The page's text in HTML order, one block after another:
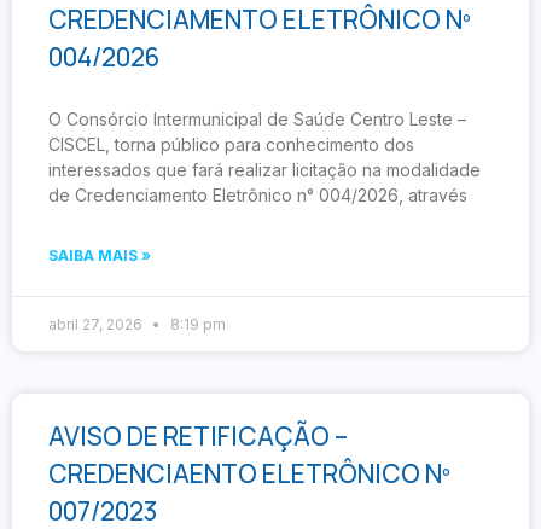
CREDENCIAMENTO ELETRÔNICO Nº
004/2026
O Consórcio Intermunicipal de Saúde Centro Leste –
CISCEL, torna público para conhecimento dos
interessados que fará realizar licitação na modalidade
de Credenciamento Eletrônico n° 004/2026, através
SAIBA MAIS »
abril 27, 2026 8:19 pm
AVISO DE RETIFICAÇÃO –
CREDENCIAENTO ELETRÔNICO Nº
007/2023